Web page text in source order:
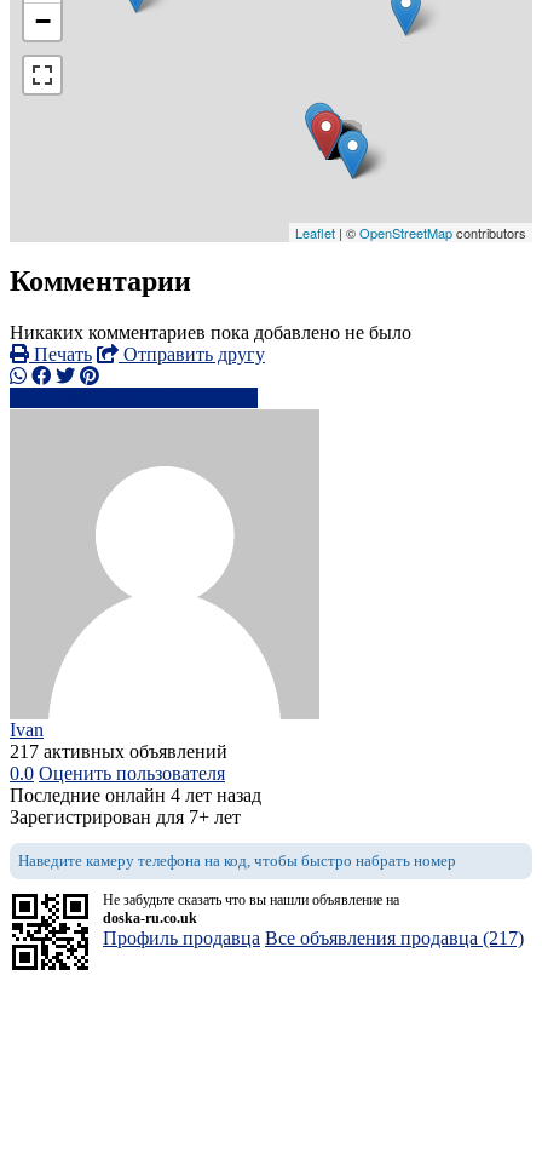
−
Leaflet | ©OpenStreetMapcontributors
Комментарии
Никаких комментариев пока добавлено не было
Печать
Отправить другу
Ivan
217 активных объявлений
0.0 Оценить пользователя
Последние онлайн 4 лет назад
Зарегистрирован для 7+ лет
Наведите камеру телефона на код, чтобы быстро набрать номер
Не забудьте сказать что вы нашли объявление на
doska-ru.co.uk
Профиль продавца Все объявления продавца (217)